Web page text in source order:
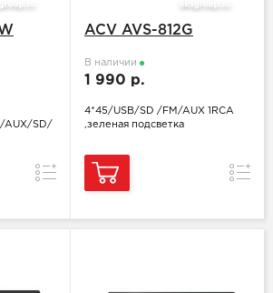
AUX/SD/
Сравнение
ACV AVS-812G
В наличии
1 990 р.
4*45/USB/SD /FM/AUX 1RCA
,зеленая подсветка